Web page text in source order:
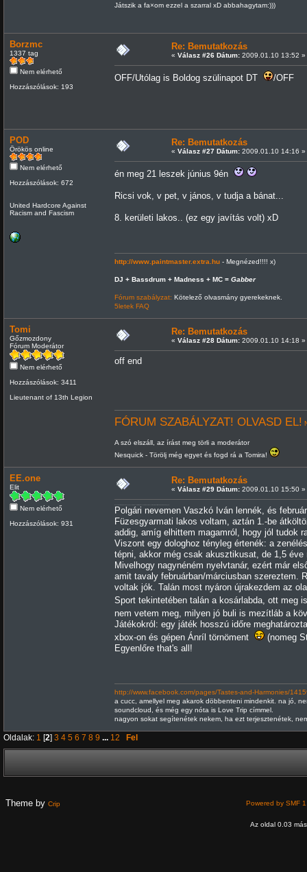
Játszik a fa×om ezzel a szarral xD abbahagytam:)))
Borzmc
1337 tag
Nem elérhető
Hozzászólások: 193
Re: Bemutatkozás
« Válasz #26 Dátum:2009.01.10 13:52 »
OFF/Utólag is Boldog szülinapot DT /OFF
POD
Örökös online
Nem elérhető
Hozzászólások: 672
United Hardcore Against
Racism and Fascism
Re: Bemutatkozás
« Válasz #27 Dátum:2009.01.10 14:16 »
én meg 21 leszek június 9én
Ricsi vok, v pet, v jános, v tudja a bánat...
8. kerületi lakos.. (ez egy javítás volt) xD
http://www.paintmaster.extra.hu- Megnézed!!!! x)
DJ + Bassdrum + Madness + MC = Gabber
Fórum szabályzat: Kötelező olvasmány gyerekeknek.
5letek FAQ
Tomi
Gőzmozdony
Fórum Moderátor
Nem elérhető
Hozzászólások: 3411
Lieutenant of 13th Legion
Re: Bemutatkozás
« Válasz #28 Dátum:2009.01.10 14:18 »
off end
FÓRUM SZABÁLYZAT! OLVASD EL!
A szó elszáll, az írást meg törli a moderátor
Nesquick - Törölj még egyet és fogd rá a Tomira!
EE.one
Elit
Nem elérhető
Hozzászólások: 931
Re: Bemutatkozás
« Válasz #29 Dátum:2009.01.10 15:50 »
Polgári nevemen Vaszkó Iván lennék, és
Füzesgyarmati lakos voltam, aztán 1.-be
addig, amíg elhittem magamról, hogy jól tudok
Viszont egy dologhoz tényleg értenék: a
tépni, akkor még csak akusztikusat, de 1,5
Mivelhogy nagynéném nyelvtanár, ezért már
amit tavaly februárban/márciusban szereztem.
voltak jók. Talán most nyáron újrakezdem az
Sport tekintetében talán a kosárlabda, ott meg
nem vetem meg, milyen jó buli is mezítláb a
Játékokról: egy játék hosszú időre
xbox-on és gépen Ánríl törnöment
(nomeg
Egyenlőre that's all!
http://www.facebook.com/pages/Tastes-and-Harmonies/
a cucc, amellyel meg akarok döbbenteni mindenkit. na jó,
soundcloud, és még egy nóta is Love Trip címmel.
nagyon sokat segítenétek nekem, ha ezt terjesztenétek,
Oldalak: 1 [2] 3 4 5 6 7 8 9 ... 12 Fel
Theme by Crip Powered by SMF
Az oldal 0.03